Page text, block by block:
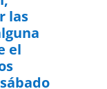
las
el